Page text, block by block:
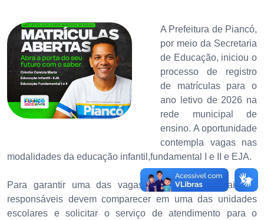
A Prefeitura de Piancó,
por meio da Secretaria
de Educação, iniciou o
processo de registro
de matrículas para o
ano letivo de 2026 na
rede municipal de
ensino. A oportunidade
contempla vagas nas
modalidades da educação infantil,fundamental I e II e EJA.
Para garantir uma das vagas disponíveis, os pais ou
responsáveis devem comparecer em uma das unidades
escolares e solicitar o serviço de atendimento para o